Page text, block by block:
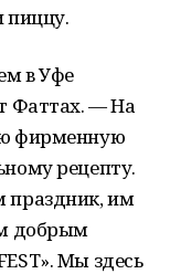
пиццу.
в Уфе
Фаттах. — На
фирменную
рецепту.
праздник, им
добрым
Мы здесь